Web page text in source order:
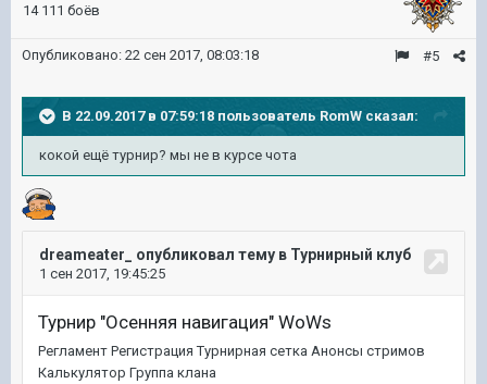
14 111 боёв
#5
Опубликовано: 22 сен 2017, 08:03:18
В 22.09.2017 в 07:59:18 пользователь RomW сказал:
кокой ещё турнир? мы не в курсе чота